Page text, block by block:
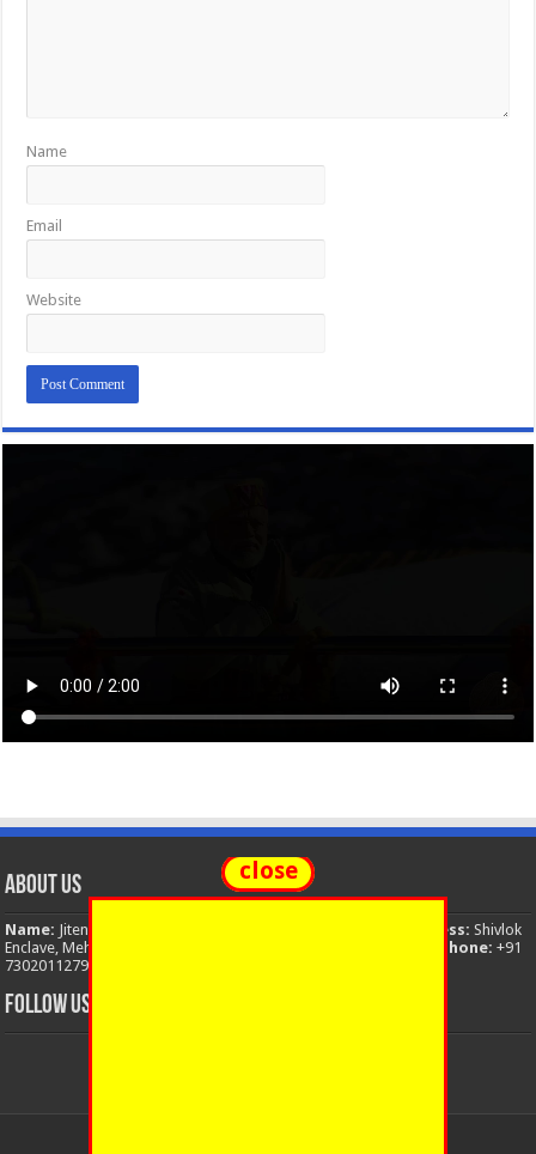
Name
Email
Website
About Us
Name: Jitendra Singh Address: Shivlok
Enclave, Mehuwala Mafi, Dehradun, Uttarakhand, 248001, India
Phone: +91
7302011279
FOLLOW US
close